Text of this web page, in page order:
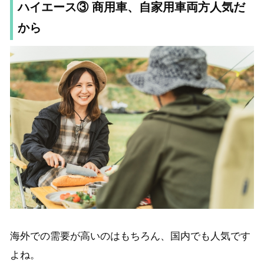
ハイエース③ 商用車、自家用車両方人気だ
から
海外での需要が高いのはもちろん、国内でも人気です
よね。